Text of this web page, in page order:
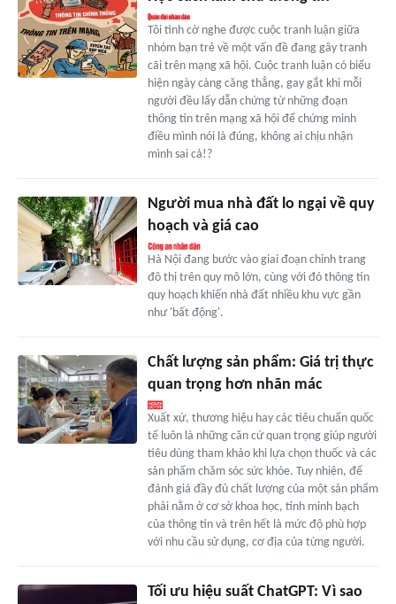
Tôi tình cờ nghe được cuộc tranh luận giữa
nhóm bạn trẻ về một vấn đề đang gây tranh
cãi trên mạng xã hội. Cuộc tranh luận có biểu
hiện ngày càng căng thẳng, gay gắt khi mỗi
người đều lấy dẫn chứng từ những đoạn
thông tin trên mạng xã hội để chứng minh
điều mình nói là đúng, không ai chịu nhận
mình sai cả!?
Người mua nhà đất lo ngại về quy
hoạch và giá cao
Hà Nội đang bước vào giai đoạn chỉnh trang
đô thị trên quy mô lớn, cùng với đó thông tin
quy hoạch khiến nhà đất nhiều khu vực gần
như 'bất động'.
Chất lượng sản phẩm: Giá trị thực
quan trọng hơn nhãn mác
Xuất xứ, thương hiệu hay các tiêu chuẩn quốc
tế luôn là những căn cứ quan trọng giúp người
tiêu dùng tham khảo khi lựa chọn thuốc và các
sản phẩm chăm sóc sức khỏe. Tuy nhiên, để
đánh giá đầy đủ chất lượng của một sản phẩm
phải nằm ở cơ sở khoa học, tính minh bạch
của thông tin và trên hết là mức độ phù hợp
với nhu cầu sử dụng, cơ địa của từng người.
Tối ưu hiệu suất ChatGPT: Vì sao